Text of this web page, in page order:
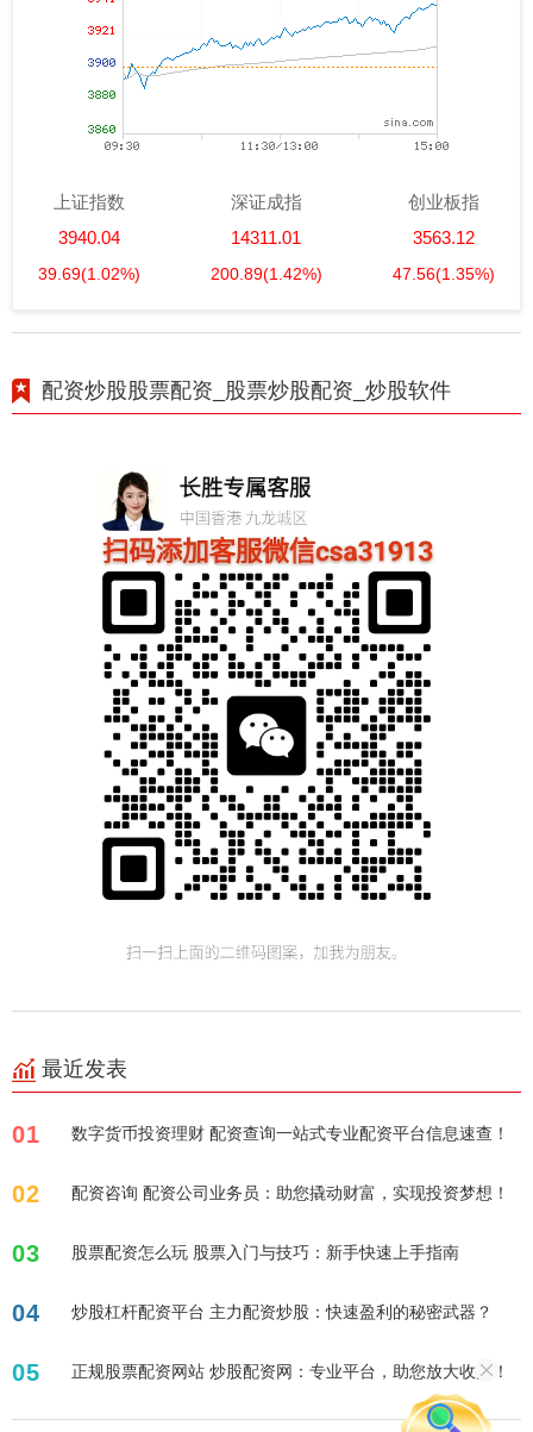
上证指数
3940.04
39.69(1.02%)
深证成指
14311.01
200.89(1.42%)
创业板指
3563.12
47.56(1.35%)
配资炒股股票配资_股票炒股配资_炒股软件
最近发表
01 数字货币投资理财 配资查询一站式专业配资平台信息速查！
02 配资咨询 配资公司业务员：助您撬动财富，实现投资梦想！
03 股票配资怎么玩 股票入门与技巧：新手快速上手指南
04 炒股杠杆配资平台 主力配资炒股：快速盈利的秘密武器？
05 正规股票配资网站 炒股配资网：专业平台，助您放大收益！